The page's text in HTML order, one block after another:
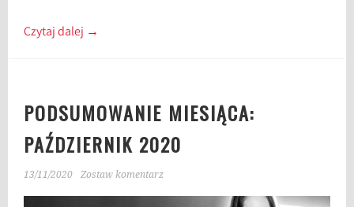
Czytaj dalej →
PODSUMOWANIE MIESIĄCA:
PAŹDZIERNIK 2020
13/11/2020 Zostaw komentarz